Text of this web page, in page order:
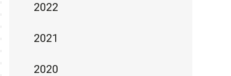
2022
2021
2020